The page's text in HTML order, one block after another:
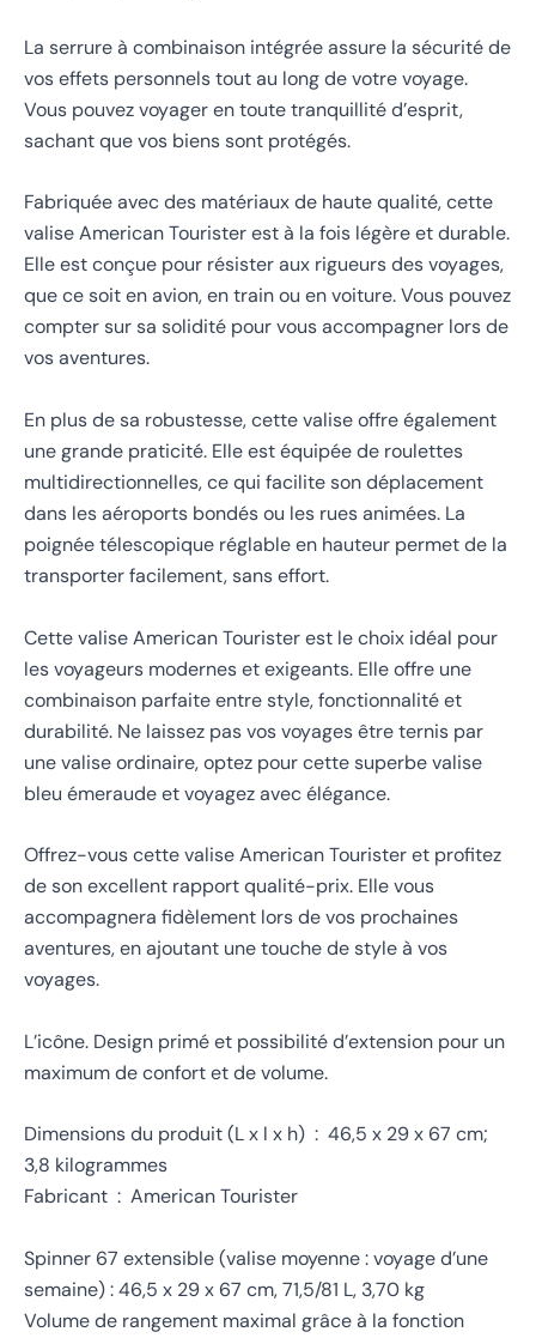
La serrure à combinaison intégrée assure la sécurité de
vos effets personnels tout au long de votre voyage.
Vous pouvez voyager en toute tranquillité d’esprit,
sachant que vos biens sont protégés.
Fabriquée avec des matériaux de haute qualité, cette
valise American Tourister est à la fois légère et durable.
Elle est conçue pour résister aux rigueurs des voyages,
que ce soit en avion, en train ou en voiture. Vous pouvez
compter sur sa solidité pour vous accompagner lors de
vos aventures.
En plus de sa robustesse, cette valise offre également
une grande praticité. Elle est équipée de roulettes
multidirectionnelles, ce qui facilite son déplacement
dans les aéroports bondés ou les rues animées. La
poignée télescopique réglable en hauteur permet de la
transporter facilement, sans effort.
Cette valise American Tourister est le choix idéal pour
les voyageurs modernes et exigeants. Elle offre une
combinaison parfaite entre style, fonctionnalité et
durabilité. Ne laissez pas vos voyages être ternis par
une valise ordinaire, optez pour cette superbe valise
bleu émeraude et voyagez avec élégance.
Offrez-vous cette valise American Tourister et profitez
de son excellent rapport qualité-prix. Elle vous
accompagnera fidèlement lors de vos prochaines
aventures, en ajoutant une touche de style à vos
voyages.
L’icône. Design primé et possibilité d’extension pour un
maximum de confort et de volume.
Dimensions du produit (L x l x h) ‏ : ‎ 46,5 x 29 x 67 cm;
3,8 kilogrammes
Fabricant ‏ : ‎ American Tourister
Spinner 67 extensible (valise moyenne : voyage d’une
semaine) : 46,5 x 29 x 67 cm, 71,5/81 L, 3,70 kg
Volume de rangement maximal grâce à la fonction